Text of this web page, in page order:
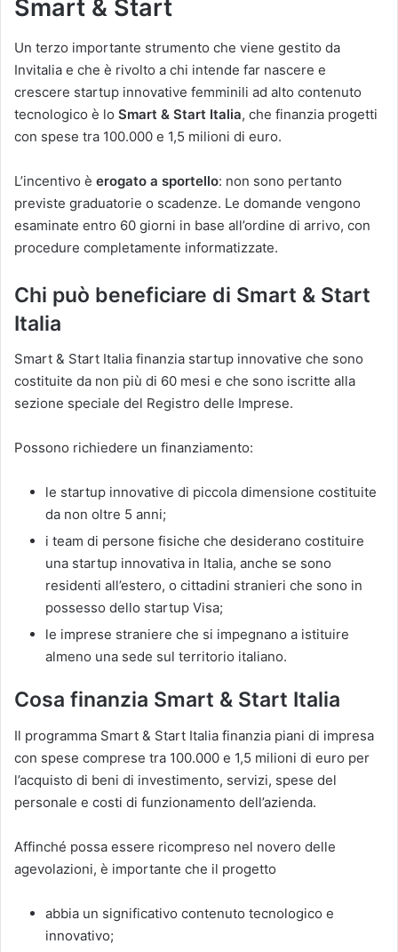
Smart & Start
Un terzo importante strumento che viene gestito da
Invitalia e che è rivolto a chi intende far nascere e
crescere startup innovative femminili ad alto contenuto
tecnologico è lo Smart & Start Italia, che finanzia progetti
con spese tra 100.000 e 1,5 milioni di euro.
L’incentivo è erogato a sportello: non sono pertanto
previste graduatorie o scadenze. Le domande vengono
esaminate entro 60 giorni in base all’ordine di arrivo, con
procedure completamente informatizzate.
Chi può beneficiare di Smart & Start
Italia
Smart & Start Italia finanzia startup innovative che sono
costituite da non più di 60 mesi e che sono iscritte alla
sezione speciale del Registro delle Imprese.
Possono richiedere un finanziamento:
le startup innovative di piccola dimensione costituite
da non oltre 5 anni;
i team di persone fisiche che desiderano costituire
una startup innovativa in Italia, anche se sono
residenti all’estero, o cittadini stranieri che sono in
possesso dello startup Visa;
le imprese straniere che si impegnano a istituire
almeno una sede sul territorio italiano.
Cosa finanzia Smart & Start Italia
Il programma Smart & Start Italia finanzia piani di impresa
con spese comprese tra 100.000 e 1,5 milioni di euro per
l’acquisto di beni di investimento, servizi, spese del
personale e costi di funzionamento dell’azienda.
Affinché possa essere ricompreso nel novero delle
agevolazioni, è importante che il progetto
abbia un significativo contenuto tecnologico e
innovativo;